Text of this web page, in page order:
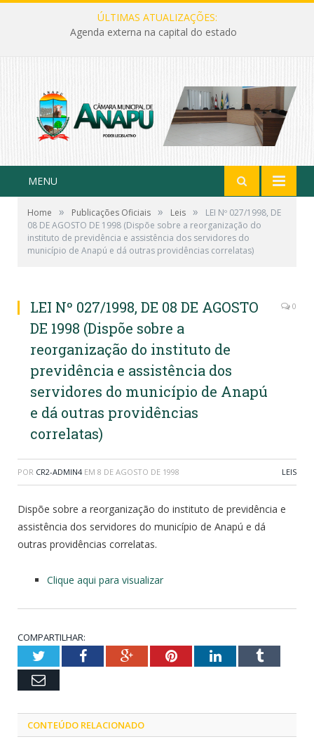
ÚLTIMAS ATUALIZAÇÕES:
Agenda externa na capital do estado
MENU
Home » Publicações Oficiais » Leis »
LEI Nº 027/1998, DE
08 DE AGOSTO DE 1998 (Dispõe sobre a reorganização do
instituto de previdência e assistência dos servidores do
município de Anapú e dá outras providências correlatas)
LEI Nº 027/1998, DE 08 DE AGOSTO
DE 1998 (Dispõe sobre a
reorganização do instituto de
previdência e assistência dos
servidores do município de Anapú
e dá outras providências
correlatas)
0
POR CR2-ADMIN4 EM 8 DE AGOSTO DE 1998 LEIS
Dispõe sobre a reorganização do instituto de previdência e
assistência dos servidores do município de Anapú e dá
outras providências correlatas.
Clique aqui para visualizar
COMPARTILHAR:
TwitterFacebookGoogle+PinterestLinkedInTumblr
Email
CONTEÚDO RELACIONADO